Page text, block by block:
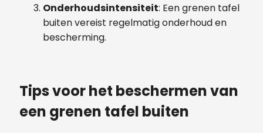
Onderhoudsintensiteit: Een grenen tafel
buiten vereist regelmatig onderhoud en
bescherming.
Tips voor het beschermen van
een grenen tafel buiten